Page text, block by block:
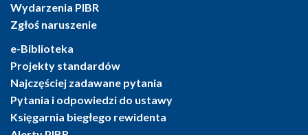
Wydarzenia PIBR
Zgłoś naruszenie
e-Biblioteka
Projekty standardów
Najczęściej zadawane pytania
Pytania i odpowiedzi do ustawy
Księgarnia biegłego rewidenta